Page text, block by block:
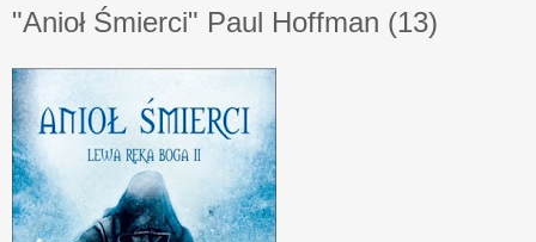
"Anioł Śmierci" Paul Hoffman (13)